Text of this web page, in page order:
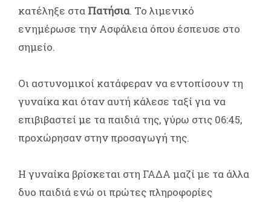
κατέληξε στα Πατήσια. Το λιμενικό
ενημέρωσε την Ασφάλεια όπου έσπευσε στο
σημείο.
Οι αστυνομικοί κατάφεραν να εντοπίσουν τη
γυναίκα και όταν αυτή κάλεσε ταξί για να
επιβιβαστεί με τα παιδιά της, γύρω στις 06:45,
προχώρησαν στην προσαγωγή της.
Η γυναίκα βρίσκεται στη ΓΑΔΑ μαζί με τα άλλα
δυο παιδιά ενώ οι πρώτες πληροφορίες